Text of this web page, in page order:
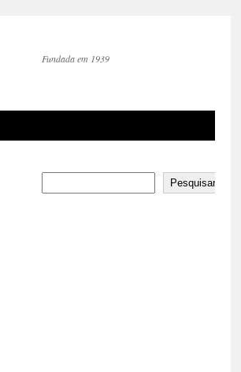
Fundada em 1939
Pesquisar